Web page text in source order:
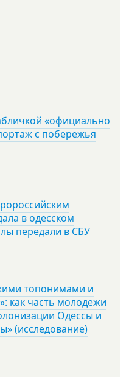
«официально
с побережья
в одесском
передали в СБУ
топонимами и
как часть молодежи
Одессы и
(исследование)